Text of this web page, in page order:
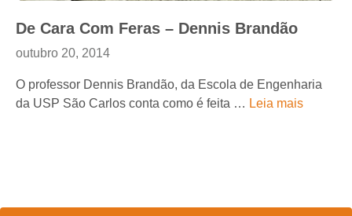
De Cara Com Feras – Dennis Brandão
outubro 20, 2014
O professor Dennis Brandão, da Escola de Engenharia
da USP São Carlos conta como é feita … Leia mais